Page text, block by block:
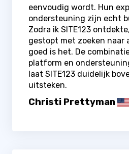
eenvoudig wordt. Hun
ondersteuning zijn echt
Zodra ik SITE123
gestopt met zoeken naar
goed is het. De
platform en
laat SITE123 duidelijk
uitsteken.
Christi Prettyman